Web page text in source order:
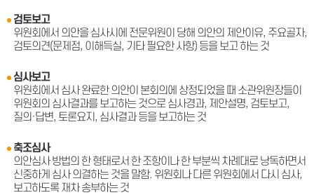
검토보고
위원회에서 의안을 심사시에 전문위원이 당해 의안의 제안이유, 주요골자,
검토의견(문제점, 이해득실, 기타 필요한 사항) 등을 보고 하는 것
심사보고
위원회에서 심사 완료한 의안이 본회의에 상정되었을 때 소관위원장들이
위원회의 심사결과를 보고하는 것으로 심사경과, 제안설명, 검토보고,
질의·답변, 토론요지, 심사결과 등을 보고하는 것
축조심사
의안심사 방법의 한 형태로서 한 조항이나 한 부분씩 차례대로 낭독하면서
신중하게 심사 의결하는 것을 말함. 위원회나 다른 위원회에서 다시 심사,
보고하도록 재차 송부하는 것